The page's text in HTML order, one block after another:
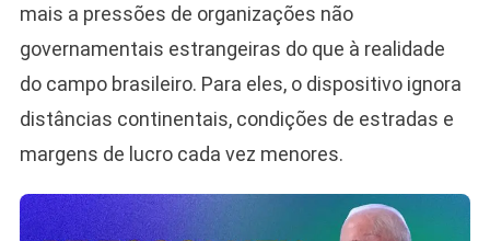
mais a pressões de organizações não
governamentais estrangeiras do que à realidade
do campo brasileiro. Para eles, o dispositivo ignora
distâncias continentais, condições de estradas e
margens de lucro cada vez menores.